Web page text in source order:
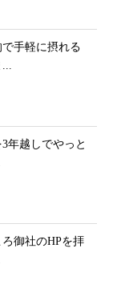
手軽に摂れる
年越しでやっと
御社のHPを拝